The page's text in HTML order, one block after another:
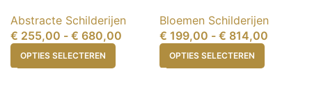
Abstracte Schilderijen
€ 255,00 - € 680,00
OPTIES SELECTEREN
Bloemen Schilderijen
€ 199,00 - € 814,00
OPTIES SELECTEREN